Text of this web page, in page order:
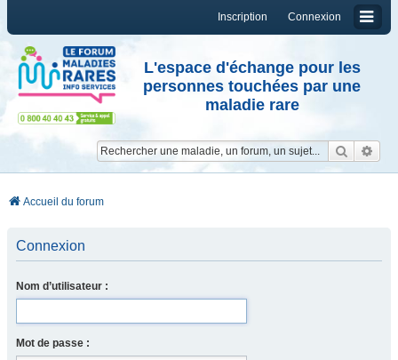
Connexion
Inscription
L'espace d'échange pour les
personnes touchées par une
maladie rare
Accueil du forum
Connexion
Nom d’utilisateur :
Mot de passe :